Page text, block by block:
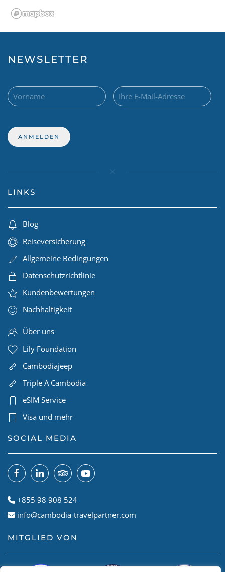
NEWSLETTER
LINKS
Blog
Reiseversicherung
Allgemeine Bedingungen
Datenschutzrichtlinie
Kundenbewertungen
Nachhaltigkeit
Über uns
Lily Foundation
Cambodiajeep
Triple A Cambodia
eSIM Service
Visa und mehr
SOCIAL MEDIA
+855 98 908 524
info@cambodia-travelpartner.com
MITGLIED VON